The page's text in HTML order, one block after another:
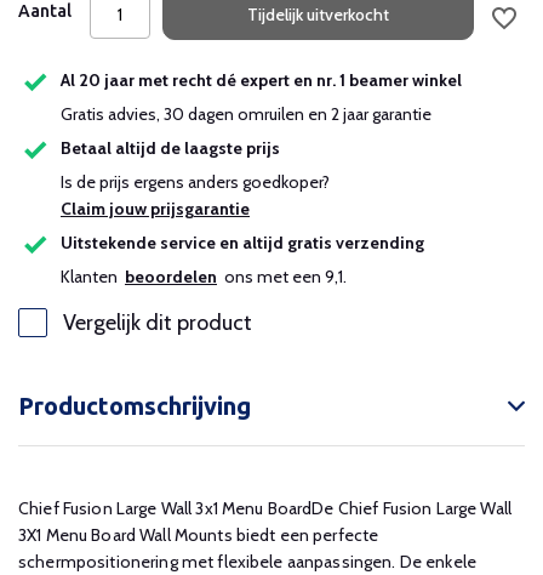
Aantal Tijdelijk uitverkocht
Al 20 jaar met recht dé expert en nr. 1 beamer winkel
Gratis advies, 30 dagen omruilen en 2 jaar garantie
Betaal altijd de laagste prijs
Is de prijs ergens anders goedkoper?
Claim jouw prijsgarantie
Uitstekende service en altijd gratis verzending
Klanten beoordelen ons met een 9,1.
Vergelijk dit product
Productomschrijving
Chief Fusion Large Wall 3x1 Menu BoardDe Chief Fusion Large Wall
3X1 Menu Board Wall Mounts biedt een perfecte
schermpositionering met flexibele aanpassingen. De enkele